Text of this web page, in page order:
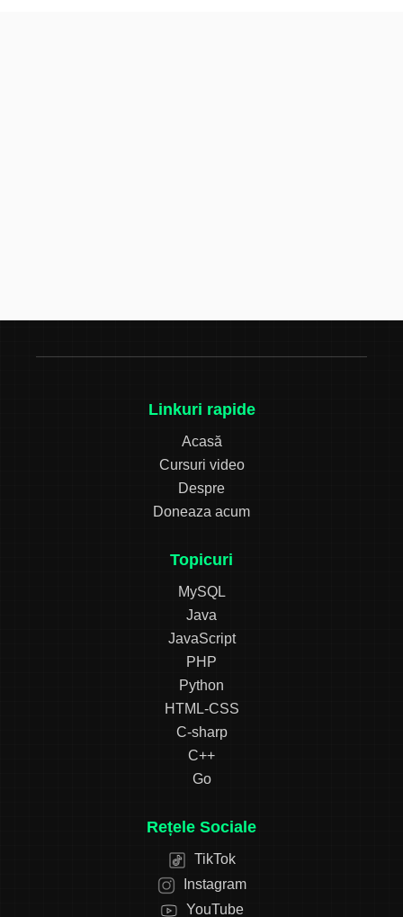
Linkuri rapide
Acasă
Cursuri video
Despre
Doneaza acum
Topicuri
MySQL
Java
JavaScript
PHP
Python
HTML-CSS
C-sharp
C++
Go
Rețele Sociale
TikTok
Instagram
YouTube